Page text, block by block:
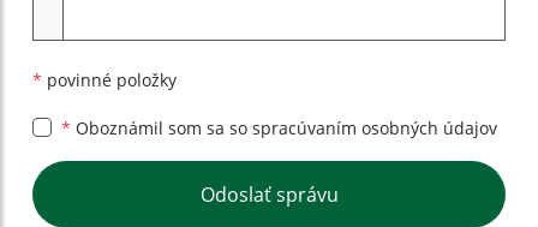
* povinné položky
* Oboznámil som sa so spracúvaním osobných údajov
Google reCaptcha Response
Odoslať správu